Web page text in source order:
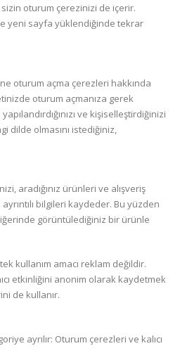
oturum çerezinizi de içerir.
ve yeni sayfa yüklendiğinde tekrar
oturum açma çerezleri hakkında
oturum açmanıza gerek
ve kişiselleştirdiğinizi
dilde olmasını istediğiniz,
aradığınız ürünleri ve alışveriş
bilgileri kaydeder. Bu yüzden
görüntülediğiniz bir ürünle
kullanım amacı reklam değildir.
etkinliğini anonim olarak kaydetmek
de kullanır.
ayrılır: Oturum çerezleri ve kalıcı